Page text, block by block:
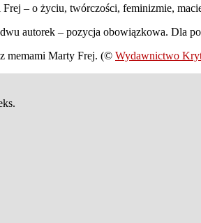
– o życiu, twórczości, feminizmie,
autorek – pozycja obowiązkowa. Dla
memami Marty Frej. (© Wydawnictwo